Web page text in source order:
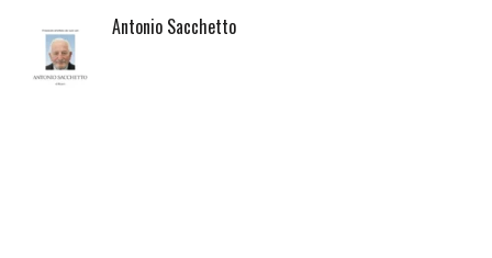
Antonio Sacchetto